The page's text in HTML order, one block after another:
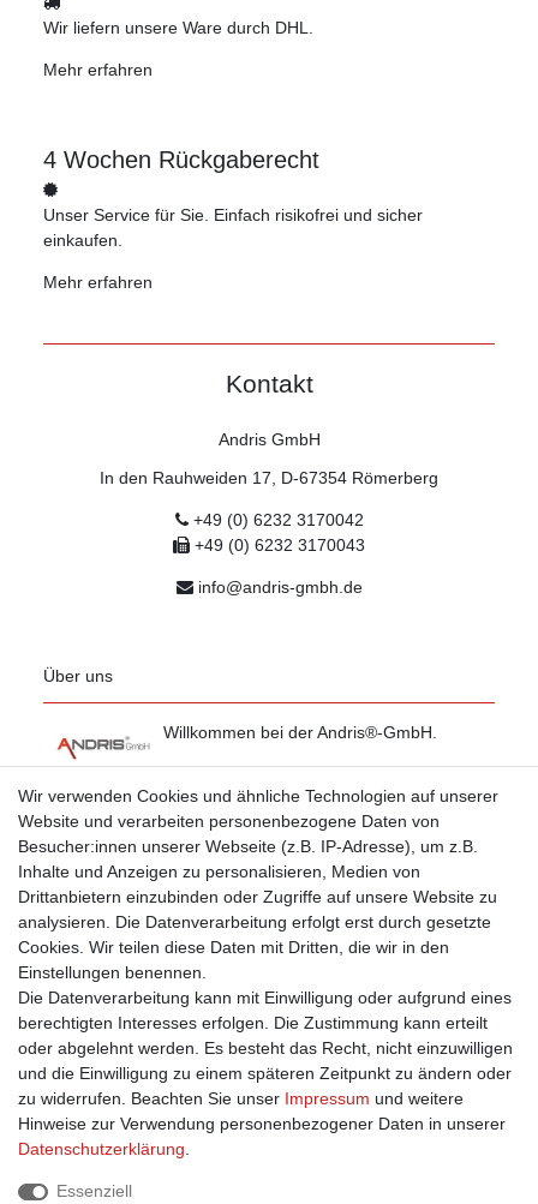
Wir liefern unsere Ware durch DHL.
Mehr erfahren
4 Wochen Rückgaberecht
Unser Service für Sie. Einfach risikofrei und sicher
einkaufen.
Mehr erfahren
Kontakt
Andris GmbH
In den Rauhweiden 17, D-67354 Römerberg
+49 (0) 6232 3170042
+49 (0) 6232 3170043
info@andris-gmbh.de
Über uns
Willkommen bei der Andris®-GmbH.
Einkaufen
Zahlungsarten
Versandarten & -kosten
Widerrufsrecht
Warenkorb
Zur Kasse
Hilfe
B2B Registrierung
Vertrag widerrufen
Wir verwenden Cookies und ähnliche Technologien auf unserer
Website und verarbeiten personenbezogene Daten von
Besucher:innen unserer Webseite (z.B. IP-Adresse), um z.B.
Inhalte und Anzeigen zu personalisieren, Medien von
Drittanbietern einzubinden oder Zugriffe auf unsere Website zu
analysieren. Die Datenverarbeitung erfolgt erst durch gesetzte
Cookies. Wir teilen diese Daten mit Dritten, die wir in den
Einstellungen benennen.
Die Datenverarbeitung kann mit Einwilligung oder aufgrund eines
berechtigten Interesses erfolgen. Die Zustimmung kann erteilt
oder abgelehnt werden. Es besteht das Recht, nicht einzuwilligen
und die Einwilligung zu einem späteren Zeitpunkt zu ändern oder
zu widerrufen. Beachten Sie unser Impressum und weitere
Hinweise zur Verwendung personenbezogener Daten in unserer
Daten­schutz­erklärung
Essenziell